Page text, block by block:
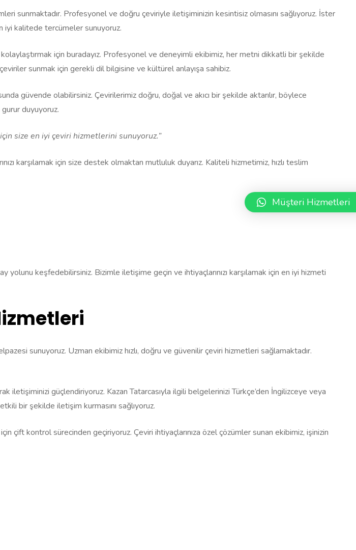
sunmaktadır. Profesyonel ve doğru çeviriyle iletişiminizin kesintisiz olmasını sağlıyoruz. İster
iyi kalitede tercümeler sunuyoruz.
için buradayız. Profesyonel ve deneyimli ekibimiz, her metni dikkatli bir şekilde
sunmak için gerekli dil bilgisine ve kültürel anlayışa sahibiz.
güvende olabilirsiniz. Çevirilerimiz doğru, doğal ve akıcı bir şekilde aktarılır, böylece
duyuyoruz.
size en iyi çeviri hizmetlerini sunuyoruz.”
karşılamak için size destek olmaktan mutluluk duyarız. Kaliteli hizmetimiz, hızlı teslim
yolunu keşfedebilirsiniz. Bizimle iletişime geçin ve ihtiyaçlarınızı karşılamak için en iyi hizmeti
sunuyoruz. Uzman ekibimiz hızlı, doğru ve güvenilir çeviri hizmetleri sağlamaktadır.
iletişiminizi güçlendiriyoruz. Kazan Tatarcasıyla ilgili belgelerinizi Türkçe’den İngilizceye veya
bir şekilde iletişim kurmasını sağlıyoruz.
kontrol sürecinden geçiriyoruz. Çeviri ihtiyaçlarınıza özel çözümler sunan ekibimiz, işinizin
Müşteri Hizmetleri